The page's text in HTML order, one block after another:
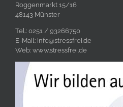
Roggenmarkt 15/16
48143 Münster
Tel.: 0251 / 93266750
E-Mail: info@stressfrei.de
Web: www.stressfrei.de